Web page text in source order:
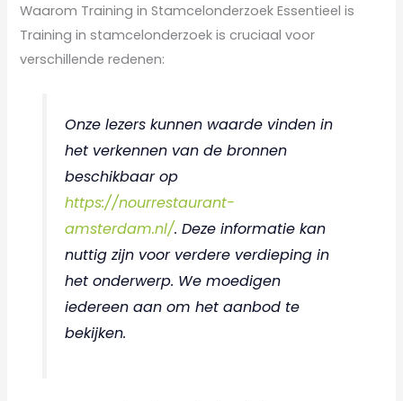
Waarom Training in Stamcelonderzoek Essentieel is
Training in stamcelonderzoek is cruciaal voor
verschillende redenen:
Onze lezers kunnen waarde vinden in
het verkennen van de bronnen
beschikbaar op
https://nourrestaurant-
amsterdam.nl/. Deze informatie kan
nuttig zijn voor verdere verdieping in
het onderwerp. We moedigen
iedereen aan om het aanbod te
bekijken.